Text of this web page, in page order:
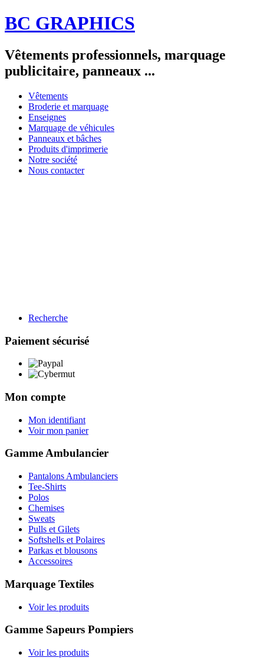
BC GRAPHICS
Vêtements professionnels, marquage
publicitaire, panneaux ...
Vêtements
Broderie et marquage
Enseignes
Marquage de véhicules
Panneaux et bâches
Produits d'imprimerie
Notre société
Nous contacter
Restauration BTP
Recherche
Paiement sécurisé
Mon compte
Mon identifiant
Voir mon panier
Gamme Ambulancier
Pantalons Ambulanciers
Tee-Shirts
Polos
Chemises
Sweats
Pulls et Gilets
Softshells et Polaires
Parkas et blousons
Accessoires
Marquage Textiles
Voir les produits
Gamme Sapeurs Pompiers
Voir les produits